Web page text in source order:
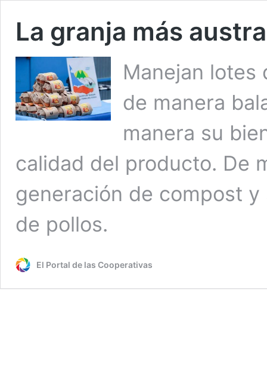
La granja más
Manejan lotes
de manera
manera su
calidad del producto. De
generación de compost
de pollos.
El Portal de las Cooperativas